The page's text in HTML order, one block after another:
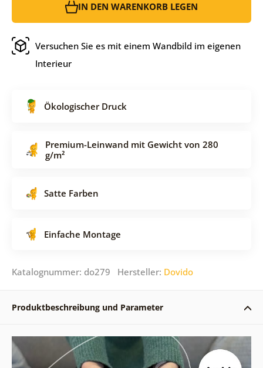
IN DEN WARENKORB LEGEN
Versuchen Sie es mit einem Wandbild im eigenen
Interieur
Ökologischer Druck
Premium-Leinwand mit Gewicht von 280
g/m²
Satte Farben
Einfache Montage
Katalognummer: do279 Hersteller: Dovido
Produktbeschreibung und Parameter